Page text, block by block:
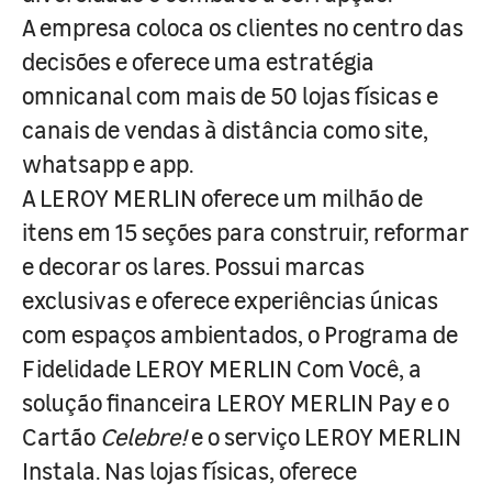
A empresa coloca os clientes no centro das
decisões e oferece uma estratégia
omnicanal com mais de 50 lojas físicas e
canais de vendas à distância como site,
whatsapp e app.
A LEROY MERLIN oferece um milhão de
itens em 15 seções para construir, reformar
e decorar os lares. Possui marcas
exclusivas e oferece experiências únicas
com espaços ambientados, o Programa de
Fidelidade LEROY MERLIN Com Você, a
solução financeira LEROY MERLIN Pay e o
Cartão Celebre!e o serviço LEROY MERLIN
Instala. Nas lojas físicas, oferece